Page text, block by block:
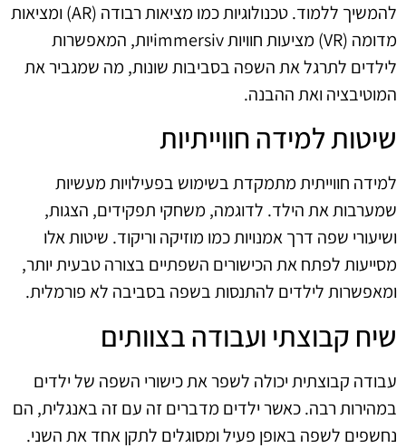
להמשיך ללמוד. טכנולוגיות כמו מציאות רבודה (AR) ומציאות
מדומה (VR) מציעות חוויות immersivיות, המאפשרות
לילדים לתרגל את השפה בסביבות שונות, מה שמגביר את
המוטיבציה ואת ההבנה.
שיטות למידה חווייתיות
למידה חווייתית מתמקדת בשימוש בפעילויות מעשיות
שמערבות את הילד. לדוגמה, משחקי תפקידים, הצגות,
ושיעורי שפה דרך אמנויות כמו מוזיקה וריקוד. שיטות אלו
מסייעות לפתח את הכישורים השפתיים בצורה טבעית יותר,
ומאפשרות לילדים להתנסות בשפה בסביבה לא פורמלית.
שיח קבוצתי ועבודה בצוותים
עבודה קבוצתית יכולה לשפר את כישורי השפה של ילדים
במהירות רבה. כאשר ילדים מדברים זה עם זה באנגלית, הם
נחשפים לשפה באופן פעיל ומסוגלים לתקן אחד את השני.